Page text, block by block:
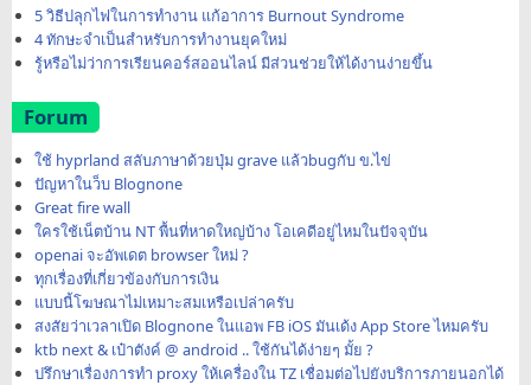
5 วิธีปลุกไฟในการทำงาน แก้อาการ Burnout Syndrome
4 ทักษะจำเป็นสำหรับการทำงานยุคใหม่
รู้หรือไม่ว่าการเรียนคอร์สออนไลน์ มีส่วนช่วยให้ได้งานง่ายขึ้น
Forum
ใช้ hyprland สลับภาษาด้วยปุ่ม grave แล้วbugกับ ข.ไข่
ปัญหาในว็บ Blognone
Great fire wall
ใครใช้เน็ตบ้าน NT พื้นที่หาดใหญ่บ้าง โอเคดีอยู่ไหมในปัจจุบัน
openai จะอัพเดต browser ใหม่ ?
ทุกเรื่องที่เกี่ยวข้องกับการเงิน
แบบนี้โฆษณาไม่เหมาะสมเหรือเปล่าครับ
สงสัยว่าเวลาเปิด Blognone ในแอพ FB iOS มันเด้ง App Store ไหมครับ
ktb next & เป๋าตังค์ @ android .. ใช้กันได้ง่ายๆ มั้ย ?
ปรึกษาเรื่องการทำ proxy ให้เครื่องใน TZ เชื่อมต่อไปยังบริการภายนอกได้